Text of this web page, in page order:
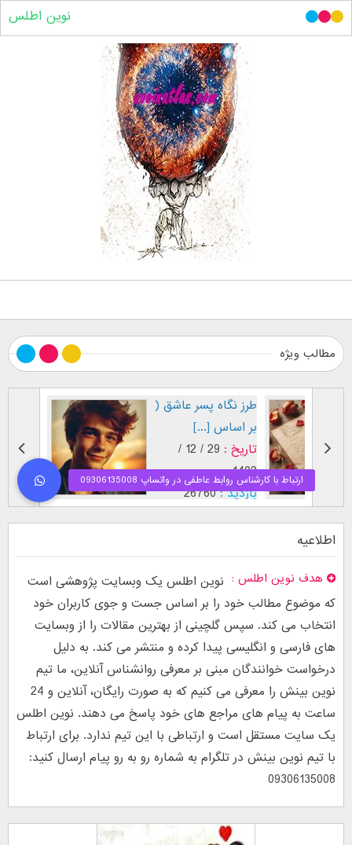
نوین اطلس
مطالب ویژه
تاریخ :
1403
طرز نگاه پسر عاشق (
بر اساس [...]
تاریخ :
29 / 12 /
1402
بازدید :26760
اطلاعیه
هدف نوین اطلس
نوین اطلس یک وبسایت پژوهشی است
که موضوع مطالب خود را بر اساس جست و جوی کاربران خود
انتخاب می کند. سپس گلچینی از بهترین مقالات را از وبسایت
های فارسی و انگلیسی پیدا کرده و منتشر می کند. به دلیل
درخواست خوانندگان مبنی بر معرفی روانشناس آنلاین، ما تیم
نوین بینش را معرفی می کنیم که به صورت رایگان، آنلاین و 24
ساعت به پیام های مراجع های خود پاسخ می دهند. نوین اطلس
یک سایت مستقل است و ارتباطی با این تیم ندارد. برای ارتباط
با تیم نوین بینش در تلگرام به شماره رو به رو پیام ارسال کنید:
09306135008